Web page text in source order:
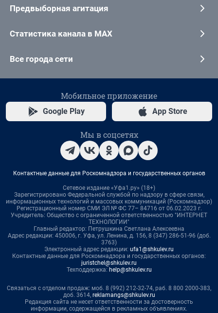
Предвыборная агитация
Статистика канала в MAX
Все города сети
Мобильное приложение
Google Play App Store
Мы в соцсетях
Контактные данные для Роскомнадзора и государственных органов
Сетевое издание «Уфа1.ру» (18+)
Зарегистрировано Федеральной службой по надзору в сфере связи,
информационных технологий и массовых коммуникаций (Роскомнадзор)
Регистрационный номер СМИ ЭЛ № ФС 77– 84716 от 06.02.2023 г.
Учредитель: Общество с ограниченной ответственностью "ИНТЕРНЕТ
ТЕХНОЛОГИИ"
Главный редактор: Петрушкина Светлана Алексеевна
Адрес редакции: 450006, г. Уфа, ул. Ленина, д. 156, 8 (347) 286-51-96 (доб.
3763)
Электронный адрес редакции: ufa1@shkulev.ru
Контактные данные для Роскомнадзора и государственных органов:
juristchel@shkulev.ru
Техподдержка: help@shkulev.ru
Связаться с отделом продаж: моб. 8 (992) 212-32-74, раб. 8 800 2000-383,
доб. 3614, reklamangs@shkulev.ru
Редакция сайта не несет ответственности за достоверность
информации, содержащейся в рекламных объявлениях.